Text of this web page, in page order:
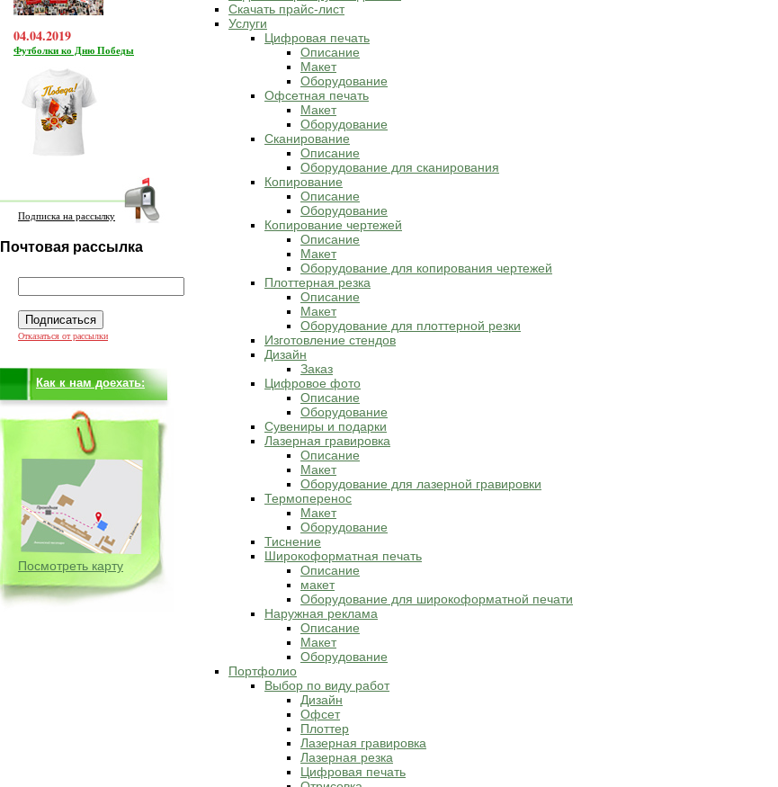
04.04.2019
Футболки ко Дню Победы
Подписка на рассылку
Почтовая рассылка
Отказаться от рассылки
Как к нам доехать:
Посмотреть карту
Скачать прайс-лист
Услуги
Цифровая печать
Описание
Макет
Оборудование
Офсетная печать
Макет
Оборудование
Сканирование
Описание
Оборудование для сканирования
Копирование
Описание
Оборудование
Копирование чертежей
Описание
Макет
Оборудование для копирования чертежей
Плоттерная резка
Описание
Макет
Оборудование для плоттерной резки
Изготовление стендов
Дизайн
Заказ
Цифровое фото
Описание
Оборудование
Сувениры и подарки
Лазерная гравировка
Описание
Макет
Оборудование для лазерной гравировки
Термоперенос
Макет
Оборудование
Тиснение
Широкоформатная печать
Описание
макет
Оборудование для широкоформатной печати
Наружная реклама
Описание
Макет
Оборудование
Портфолио
Выбор по виду работ
Дизайн
Офсет
Плоттер
Лазерная гравировка
Лазерная резка
Цифровая печать